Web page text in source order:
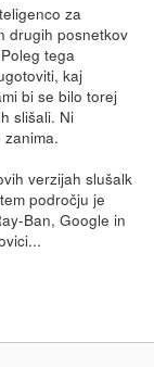
za
drugih posnetkov
tega
kaj
bi se bilo torej
slišali. Ni
verzijah slušalk
področju je
Ban, Google in